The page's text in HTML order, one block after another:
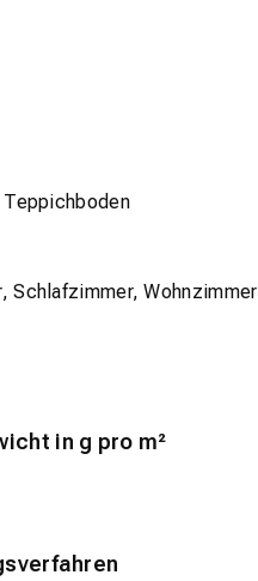
Schlafzimmer, Wohnzimmer
in g pro m²